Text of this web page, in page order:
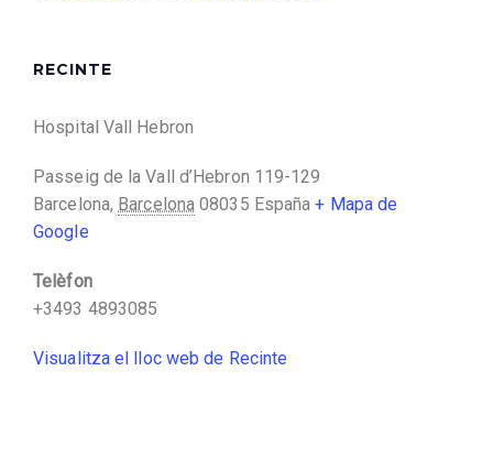
RECINTE
Hospital Vall Hebron
Passeig de la Vall d’Hebron 119-129
Barcelona, Barcelona 08035 España + Mapa de
Google
Telèfon
+3493 4893085
Visualitza el lloc web de Recinte